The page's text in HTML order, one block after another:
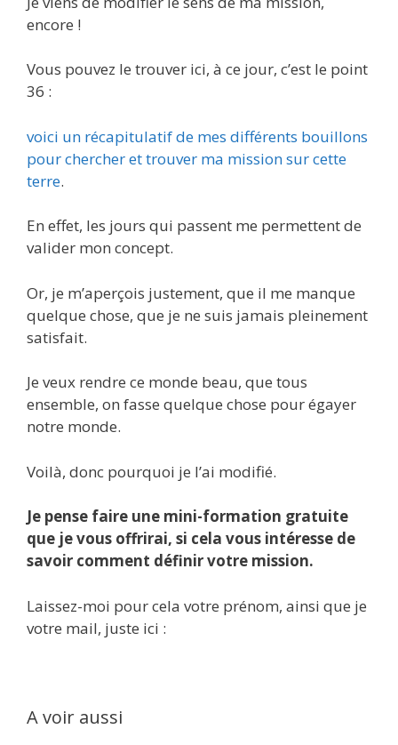
encore !
Vous pouvez le trouver ici, à ce jour, c’est le point
36 :
voici un récapitulatif de mes différents bouillons
pour chercher et trouver ma mission sur cette
terre.
En effet, les jours qui passent me permettent de
valider mon concept.
Or, je m’aperçois justement, que il me manque
quelque chose, que je ne suis jamais pleinement
satisfait.
Je veux rendre ce monde beau, que tous
ensemble, on fasse quelque chose pour égayer
notre monde.
Voilà, donc pourquoi je l’ai modifié.
Je pense faire une mini-formation gratuite
que je vous offrirai, si cela vous intéresse de
savoir comment définir votre mission.
Laissez-moi pour cela votre prénom, ainsi que je
votre mail, juste ici :
A voir aussi